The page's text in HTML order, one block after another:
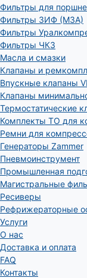
Фильтры для
Фильтры ЗИФ (МЗА)
Фильтры
Фильтры ЧКЗ
Масла и смазки
Клапаны и
Впускные клапаны
Клапаны
Термостатические
Комплекты ТО для
Ремни для
Генераторы Zammer
Пневмоинструмент
Промышленная
Магистральные
Ресиверы
Рефрижераторные
Услуги
О нас
Доставка и оплата
FAQ
Контакты